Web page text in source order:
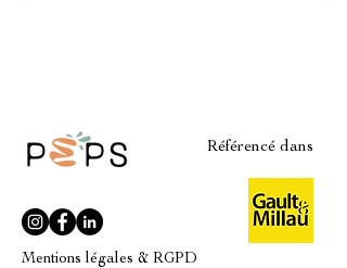
Référencé dans
Mentions légales & RGPD